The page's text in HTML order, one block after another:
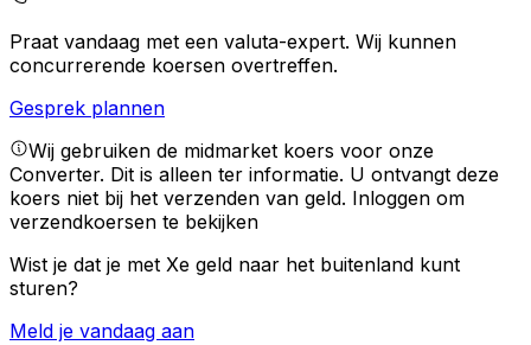
Praat vandaag met een valuta-expert. Wij kunnen
concurrerende koersen overtreffen.
Gesprek plannen
Wij gebruiken de midmarket koers voor onze
Converter. Dit is alleen ter informatie. U ontvangt deze
koers niet bij het verzenden van geld. Inloggen om
verzendkoersen te bekijken
Wist je dat je met Xe geld naar het buitenland kunt
sturen?
Meld je vandaag aan